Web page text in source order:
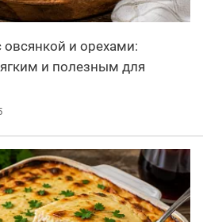
и орехами:
и полезным для